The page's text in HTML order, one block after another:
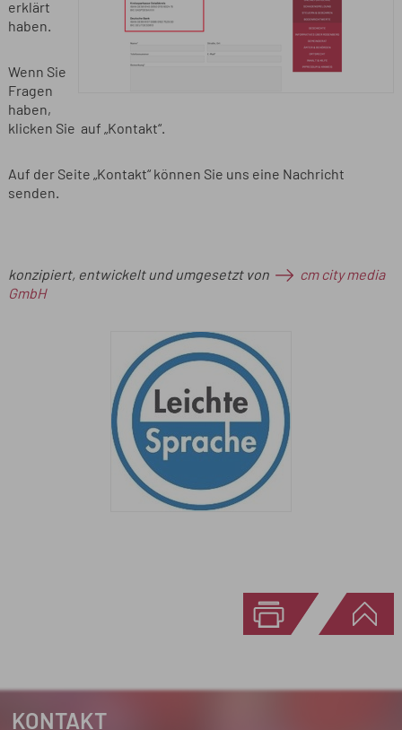
erklärt
haben.
Wenn Sie
Fragen
haben,
klicken Sie auf „Kontakt“.
Auf der Seite „Kontakt“ können Sie uns eine Nachricht
senden.
konzipiert, entwickelt und umgesetzt von
cm city media
GmbH
KONTAKT